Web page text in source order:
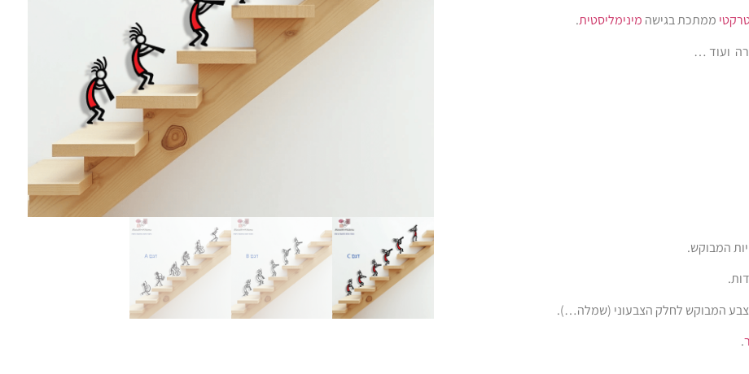
ממתכת בגישה מינימליסטית.
ועוד …
.